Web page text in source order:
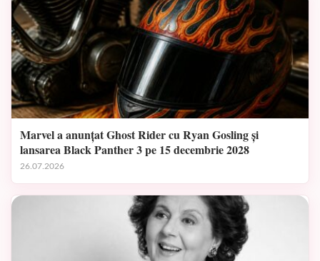
Marvel a anunțat Ghost Rider cu Ryan Gosling și
lansarea Black Panther 3 pe 15 decembrie 2028
26.07.2026